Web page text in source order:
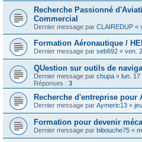
Recherche Passionné
Commercial
Dernier message par CLAIREDUP «
Formation Aéronautique /
Dernier message par seb692 « ven.
QUestion sur outils de
Dernier message par chupa « lun. 17
Réponses : 3
Recherche d'entreprise pour
Dernier message par Aymeric13 «
Formation pour devenir
Dernier message par bibouche75 «